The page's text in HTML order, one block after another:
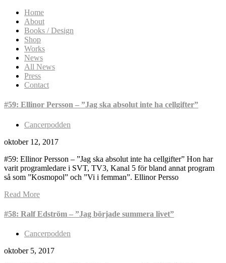
Home
About
Books / Design
Shop
Works
News
All News
Press
Contact
#59: Ellinor Persson – ”Jag ska absolut inte ha cellgifter”
Cancerpodden
oktober 12, 2017
#59: Ellinor Persson – ”Jag ska absolut inte ha cellgifter” Hon har
varit programledare i SVT, TV3, Kanal 5 för bland annat program
så som ”Kosmopol” och ”Vi i femman”. Ellinor Persso
Read More
#58: Ralf Edström – ”Jag började summera livet”
Cancerpodden
oktober 5, 2017